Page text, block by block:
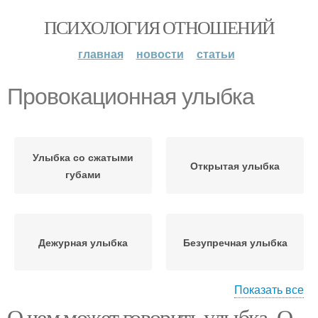
ПСИХОЛОГИЯ ОТНОШЕНИЙ
главная новости статьи
Провокационная улыбка
Улыбка со сжатыми
губами
Открытая улыбка
Дежурная улыбка Безупречная улыбка
Показать все